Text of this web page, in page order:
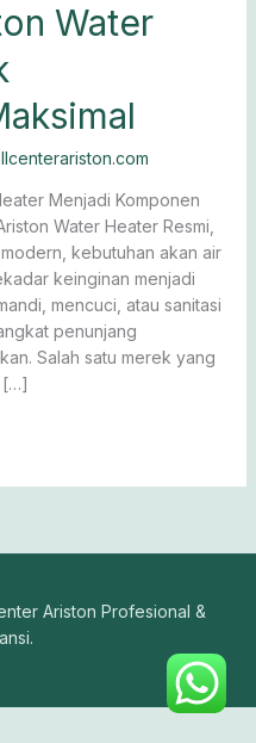
Water
Menjadi Komponen
Water Heater Resmi,
kebutuhan akan air
keinginan menjadi
mencuci, atau sanitasi
penunjang
Salah satu merek yang
[…]
Ariston Profesional &